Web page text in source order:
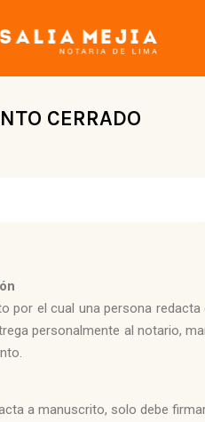
CERRADO
por el cual una persona
personalmente al notario,
a manuscrito, solo debe